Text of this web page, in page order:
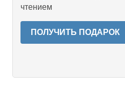
чтением
ПОЛУЧИТЬ ПОДАРОК